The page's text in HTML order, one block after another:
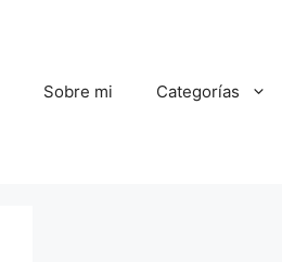
Sobre mi Categorías